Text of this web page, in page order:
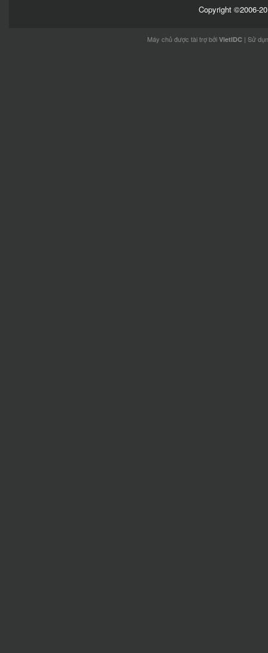
Copyright ©2006-
Máy chủ được tài trợ bởi VietIDC | Sử